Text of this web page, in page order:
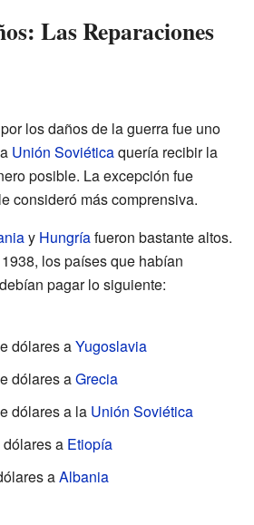
Las Reparaciones
los daños de la guerra fue uno
Unión Soviéticaquería recibir la
posible. La excepción fue
consideró más comprensiva.
y Hungríafueron bastante altos.
los países que habían
pagar lo siguiente:
dólares aYugoslavia
dólares aGrecia
dólares a la Unión Soviética
a Etiopía
aAlbania